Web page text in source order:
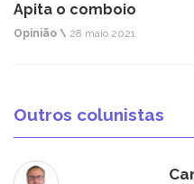
Apita o comboio
Opinião \ 28 maio 2021
Outros colunistas